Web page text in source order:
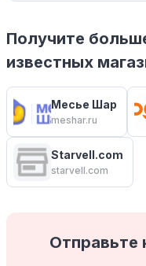
Получите
известных
Месье Шар
meshar.ru
Starvell.com
starvell.com
Отправьте